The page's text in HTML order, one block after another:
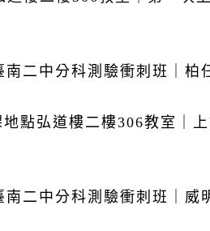
二中分科測驗衝刺班｜柏
點弘道樓二樓306教室｜
二中分科測驗衝刺班｜威